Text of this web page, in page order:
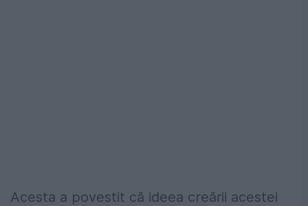
Acesta a povestit că ideea creării acestei